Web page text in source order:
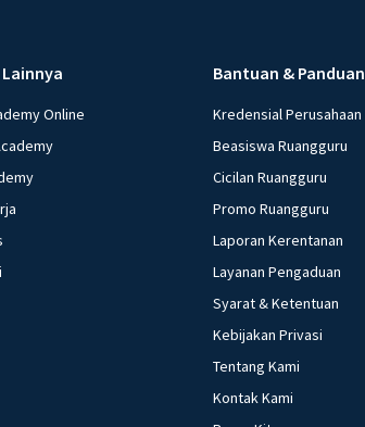
Online
Bantuan & Panduan
Kredensial Perusahaan
Beasiswa Ruangguru
Cicilan Ruangguru
Promo Ruangguru
Laporan Kerentanan
Layanan Pengaduan
Syarat & Ketentuan
Kebijakan Privasi
Tentang Kami
Kontak Kami